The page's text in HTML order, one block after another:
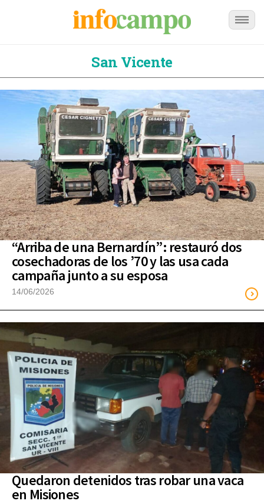
San Vicente
“Arriba de una Bernardín”: restauró dos
cosechadoras de los ’70 y las usa cada
campaña junto a su esposa
14/06/2026
Quedaron detenidos tras robar una vaca
en Misiones